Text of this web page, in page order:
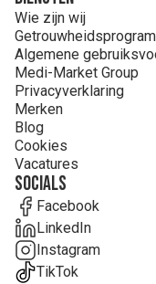
Wie zijn wij
Algemene
Medi-Market Group
Privacyverklaring
Merken
Blog
Cookies
Vacatures
Socials
Facebook
LinkedIn
Instagram
TikTok